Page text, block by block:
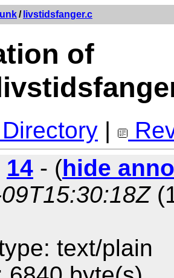
/ livstidsfanger.c
of
|
14 - (hide
text/plain